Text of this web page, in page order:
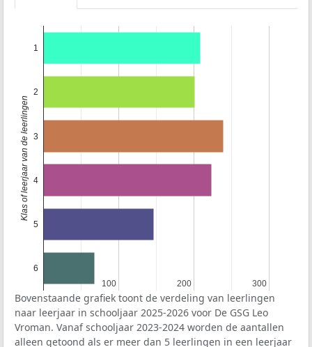
100
100 200
200 300
300
1
2
3
4
5
6
Klas of leerjaar van de leerlingen
Bovenstaande grafiek toont de verdeling van leerlingen
naar leerjaar in schooljaar 2025-2026 voor De GSG Leo
Vroman. Vanaf schooljaar 2023-2024 worden de aantallen
alleen getoond als er meer dan 5 leerlingen in een leerjaar